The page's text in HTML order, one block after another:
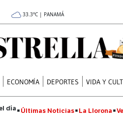
33.3°C | PANAMÁ
ECONOMÍA DEPORTES VIDA Y
Últimas Noticias La Llorona